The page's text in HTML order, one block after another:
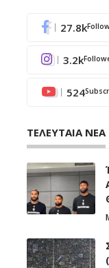
27.8k
3.2k
524
ΤΕΛΕΥΤΑΙΑ ΝΕΑ